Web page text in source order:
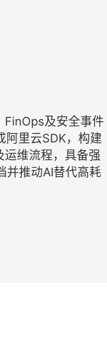
FinOps及安全事件
里云SDK，构建
运维流程，具备强
并推动AI替代高耗